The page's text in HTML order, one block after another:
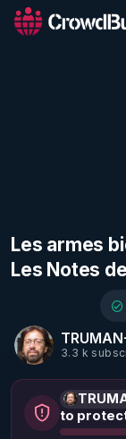
Les armes
Les Notes
3.3 k
to